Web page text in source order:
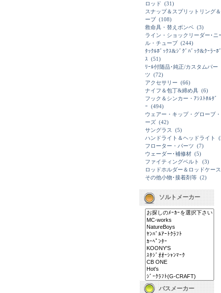
ロッド (31)
スナップ＆スプリットリング＆
ーブ (108)
救命具・替えボンベ (3)
ライン・ショックリーダー･ニ
ル・チューブ (244)
ﾀｯｸﾙﾎﾞｯｸｽ&ｼﾞｸﾞﾊﾞｯｸ&ｸｰﾗｰﾎ
ｽ (51)
ﾘｰﾙ付随品･純正/カスタムパー
ツ (72)
アクセサリー (66)
ナイフ＆包丁&締め具 (6)
フック＆シンカー・ｱｼｽﾄﾎﾙﾀﾞ
ｰ (494)
ウェアー・キップ・グローブ・
ーズ (42)
サングラス
(5)
ハンドライト＆ヘッドライト
フローター・パーツ (7)
ウェーダー･補修材 (5)
ファイティングベルト
(3)
ロッドホルダー＆ロッドケース
その他小物･接着剤等 (2)
ソルトメーカー
バスメーカー